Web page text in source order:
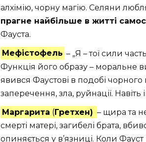
алхімію, чорну магію. Селяни
прагне найбільше в житті
Фауста.
Мефістофель – „Я – тої сили
Функція його образу –
явився Фаустові в подобі
заперечення, зла, руйнації.
Маргарита (Гретхен) – щира та
смерті матері, загибелі брата,
опиняється у в’язниці. Коли